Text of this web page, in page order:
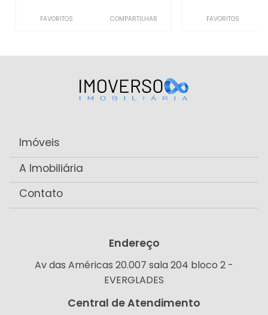
FAVORITOS COMPARTILHAR FAVORITOS
Imóveis
A Imobiliária
Contato
Endereço
Av das Américas 20.007 sala 204 bloco 2 -
EVERGLADES
Central de Atendimento